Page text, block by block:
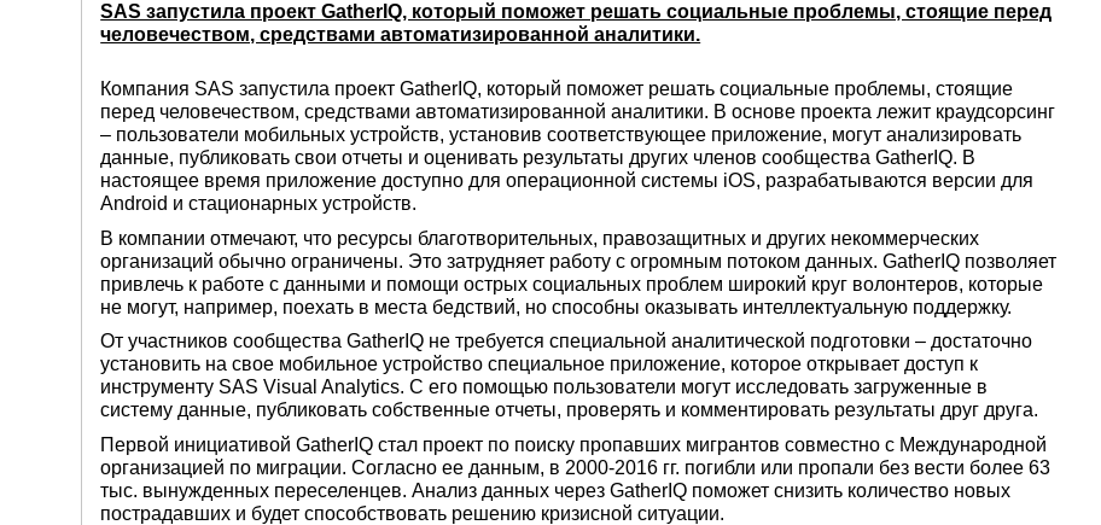
SAS запустила проект GatherIQ, который поможет решать социальные проблемы, стоящие перед
человечеством, средствами автоматизированной аналитики.
Компания SAS запустила проект GatherIQ, который поможет решать социальные проблемы, стоящие
перед человечеством, средствами автоматизированной аналитики. В основе проекта лежит краудсорсинг
– пользователи мобильных устройств, установив соответствующее приложение, могут анализировать
данные, публиковать свои отчеты и оценивать результаты других членов сообщества GatherIQ. В
настоящее время приложение доступно для операционной системы iOS, разрабатываются версии для
Android и стационарных устройств.
В компании отмечают, что ресурсы благотворительных, правозащитных и других некоммерческих
организаций обычно ограничены. Это затрудняет работу с огромным потоком данных. GatherIQ позволяет
привлечь к работе с данными и помощи острых социальных проблем широкий круг волонтеров, которые
не могут, например, поехать в места бедствий, но способны оказывать интеллектуальную поддержку.
От участников сообщества GatherIQ не требуется специальной аналитической подготовки – достаточно
установить на свое мобильное устройство специальное приложение, которое открывает доступ к
инструменту SAS Visual Analytics. С его помощью пользователи могут исследовать загруженные в
систему данные, публиковать собственные отчеты, проверять и комментировать результаты друг друга.
Первой инициативой GatherIQ стал проект по поиску пропавших мигрантов совместно с Международной
организацией по миграции. Согласно ее данным, в 2000-2016 гг. погибли или пропали без вести более 63
тыс. вынужденных переселенцев. Анализ данных через GatherIQ поможет снизить количество новых
пострадавших и будет способствовать решению кризисной ситуации.